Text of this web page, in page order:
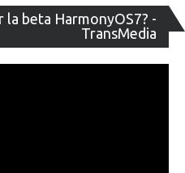
la beta HarmonyOS7? -
TransMedia
de